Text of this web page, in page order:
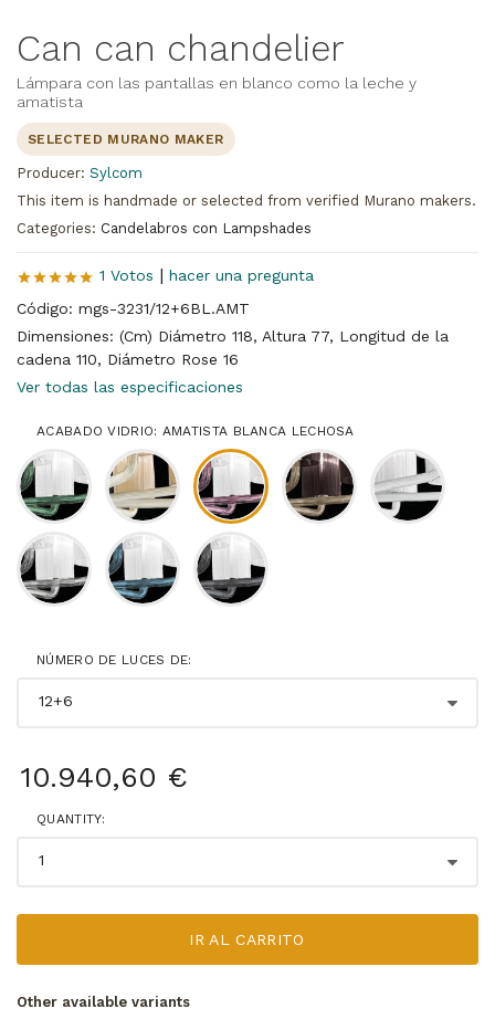
Can can chandelier
Lámpara con las pantallas en blanco como la leche y
amatista
SELECTED MURANO MAKER
Producer: Sylcom
This item is handmade or selected from verified Murano makers.
Categories: Candelabros con Lampshades
1 Votos | hacer una pregunta
Código: mgs-3231/12+6BL.AMT
Dimensiones: (Cm) Diámetro 118, Altura 77, Longitud de la
cadena 110, Diámetro Rose 16
Ver todas las especificaciones
ACABADO VIDRIO: AMATISTA BLANCA LECHOSA
NÚMERO DE LUCES DE:
10.940,60 €
QUANTITY:
IR AL CARRITO
Other available variants